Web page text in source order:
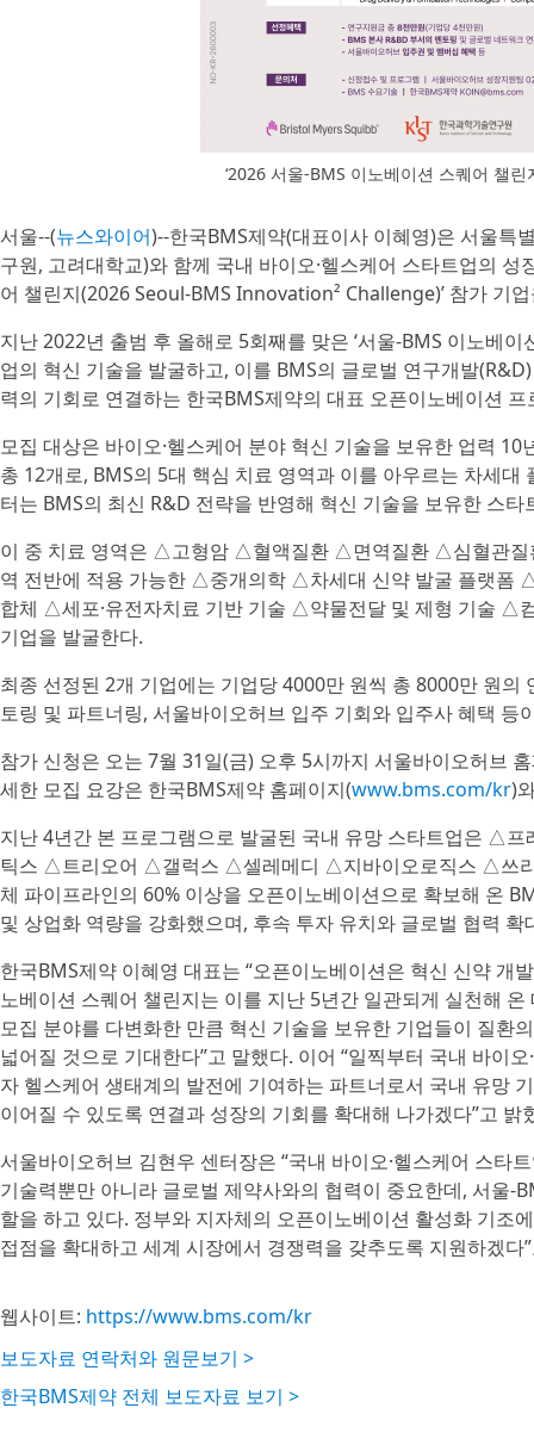
‘2026 서울-BMS 이노베이션 스퀘어 챌린
서울--(뉴스와이어)--한국BMS제약(대표이사 이혜영)은 서울특
구원, 고려대학교)와 함께 국내 바이오·헬스케어 스타트업의
어 챌린지(2026 Seoul-BMS Innovation² Challenge)’ 참가 기
지난 2022년 출범 후 올해로 5회째를 맞은 ‘서울-BMS 이노베
업의 혁신 기술을 발굴하고, 이를 BMS의 글로벌 연구개발
력의 기회로 연결하는 한국BMS제약의 대표 오픈이노베이션 프
모집 대상은 바이오·헬스케어 분야 혁신 기술을 보유한 업력
총 12개로, BMS의 5대 핵심 치료 영역과 이를 아우르는 차세대
터는 BMS의 최신 R&D 전략을 반영해 혁신 기술을 보유한 스
이 중 치료 영역은 △고형암 △혈액질환 △면역질환 △심혈관질
역 전반에 적용 가능한 △중개의학 △차세대 신약 발굴 플랫폼
합체 △세포·유전자치료 기반 기술 △약물전달 및 제형 기술 △
기업을 발굴한다.
최종 선정된 2개 기업에는 기업당 4000만 원씩 총 8000만 원
토링 및 파트너링, 서울바이오허브 입주 기회와 입주사 혜택 등
참가 신청은 오는 7월 31일(금) 오후 5시까지 서울바이오허브
세한 모집 요강은 한국BMS제약 홈페이지(www.bms.com/kr)
지난 4년간 본 프로그램으로 발굴된 국내 유망 스타트업은 △
틱스 △트리오어 △갤럭스 △셀레메디 △지바이오로직스 △쓰
체 파이프라인의 60% 이상을 오픈이노베이션으로 확보해 온
및 상업화 역량을 강화했으며, 후속 투자 유치와 글로벌 협력
한국BMS제약 이혜영 대표는 “오픈이노베이션은 혁신 신약 개
노베이션 스퀘어 챌린지는 이를 지난 5년간 일관되게 실천해
모집 분야를 다변화한 만큼 혁신 기술을 보유한 기업들이 질환
넓어질 것으로 기대한다”고 말했다. 이어 “일찍부터 국내 바이
자 헬스케어 생태계의 발전에 기여하는 파트너로서 국내 유망
이어질 수 있도록 연결과 성장의 기회를 확대해 나가겠다”고 밝
서울바이오허브 김현우 센터장은 “국내 바이오·헬스케어 스타
기술력뿐만 아니라 글로벌 제약사와의 협력이 중요한데, 서울-
할을 하고 있다. 정부와 지자체의 오픈이노베이션 활성화 기조
접점을 확대하고 세계 시장에서 경쟁력을 갖추도록 지원하겠다
웹사이트: https://www.bms.com/kr
보도자료 연락처와 원문보기 >
한국BMS제약 전체 보도자료 보기 >